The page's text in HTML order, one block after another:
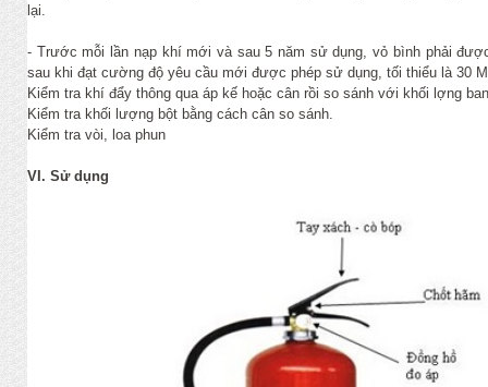
lại.
- Trước mỗi lần nạp khí mới và sau 5 năm sử dụng, vỏ bình phải
sau khi đạt cường độ yêu cầu mới được phép sử dụng, tối thiểu là 30
Kiểm tra khí đẩy thông qua áp kế hoặc cân rồi so sánh với khối lợng
Kiểm tra khối lượng bột bằng cách cân so sánh.
Kiểm tra vòi, loa phun
VI. Sử dụng